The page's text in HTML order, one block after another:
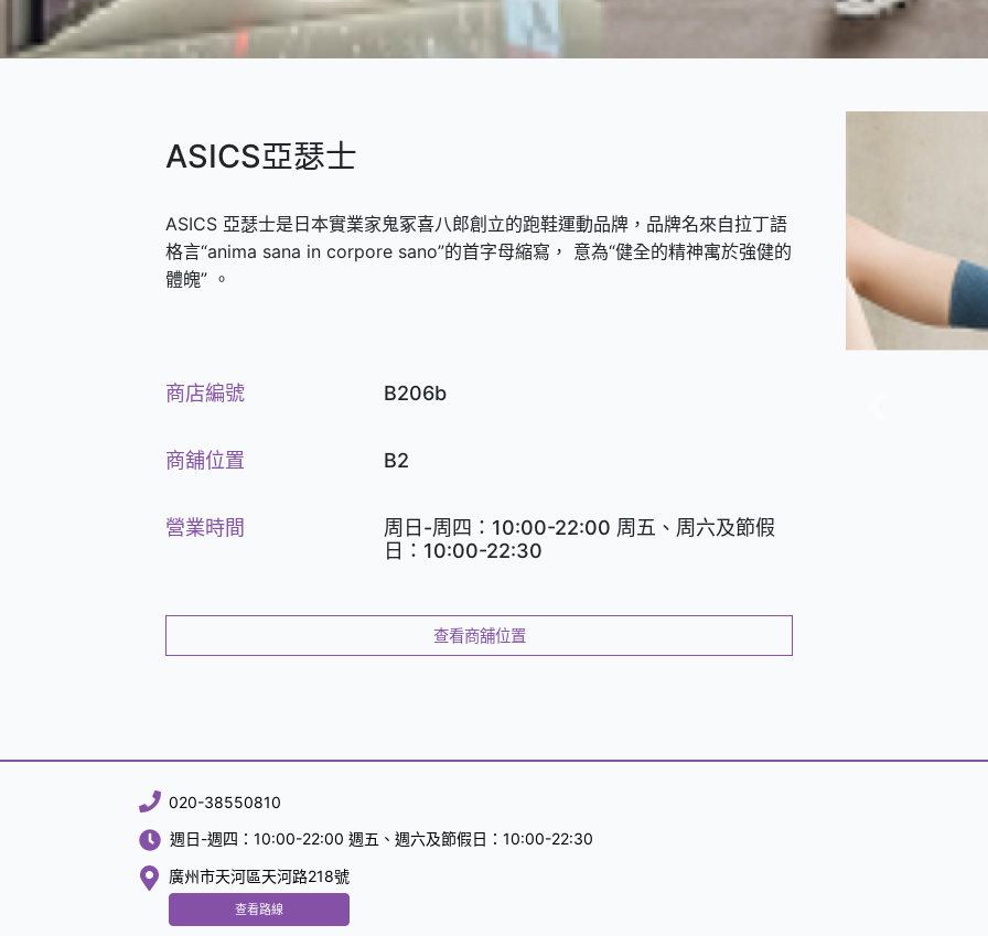
ASICS亞瑟士
ASICS 亞瑟士是日本實業家鬼冢喜八郎創立的跑鞋運動品牌，品牌名來自拉丁語
格言“anima sana in corpore sano”的首字母縮寫， 意為“健全的精神寓於強健的
體魄” 。
商店編號 B206b
商舖位置 B2
營業時間
周日-周四：10:00-22:00 周五、周六及節假
日：10:00-22:30
查看商舖位置
020-38550810
週日-週四：10:00-22:00 週五、週六及節假日：10:00-22:30
廣州市天河區天河路218號
查看路線